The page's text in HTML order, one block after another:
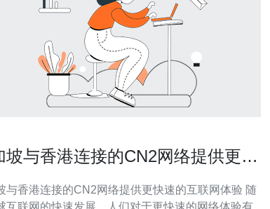
坡与香港连接的CN2网络提供更快
与香港连接的CN2网络提供更快速的互联网体验 随
互联网的快速发展，人们对于更快速的网络体验有